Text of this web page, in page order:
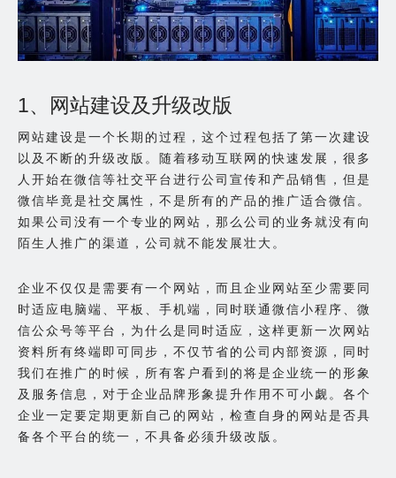
1、网站建设及升级改版
网站建设是一个长期的过程，这个过程包括了第一次建设
以及不断的升级改版。随着移动互联网的快速发展，很多
人开始在微信等社交平台进行公司宣传和产品销售，但是
微信毕竟是社交属性，不是所有的产品的推广适合微信。
如果公司没有一个专业的网站，那么公司的业务就没有向
陌生人推广的渠道，公司就不能发展壮大。
企业不仅仅是需要有一个网站，而且企业网站至少需要同
时适应电脑端、平板、手机端，同时联通微信小程序、微
信公众号等平台，为什么是同时适应，这样更新一次网站
资料所有终端即可同步，不仅节省的公司内部资源，同时
我们在推广的时候，所有客户看到的将是企业统一的形象
及服务信息，对于企业品牌形象提升作用不可小觑。各个
企业一定要定期更新自己的网站，检查自身的网站是否具
备各个平台的统一，不具备必须升级改版。